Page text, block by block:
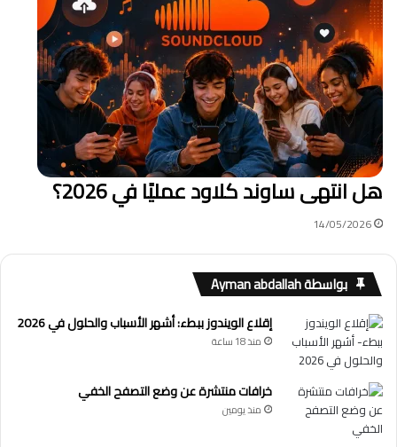
هل انتهى ساوند كلاود عمليًا في 2026؟
14/05/2026
بواسطة Ayman abdallah
إقلاع الويندوز ببطء: أشهر الأسباب والحلول في 2026
منذ 18 ساعة
خرافات منتشرة عن وضع التصفح الخفي
منذ يومين